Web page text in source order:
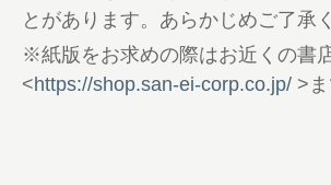
85 アイチてください愛知支
87 マクール探偵局
90 ボートレーサーズ・ホ
92 全国BTS探訪─洲本─
とがあります。あらかじめご了承
※紙版をお求めの際はお近くの書
<https://shop.san-ei-corp.co.jp/ >